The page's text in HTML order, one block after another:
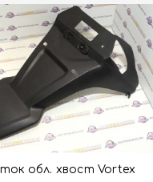
обл. хвост Vortex